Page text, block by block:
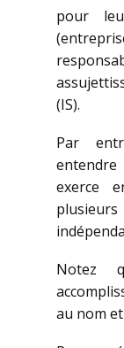
pour
(IS).
Par
exerce
Notez
au nom